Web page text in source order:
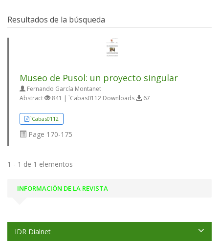
Resultados de la búsqueda
Museo de Pusol: un proyecto singular
Fernando García Montanet
Abstract
841 | `Cabas0112 Downloads 67
`Cabas0112
Page 170-175
1 - 1 de 1 elementos
INFORMACIÓN DE LA REVISTA
IDR Dialnet